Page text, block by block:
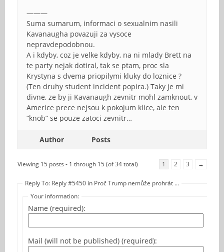
———
Suma sumarum, informaci o sexualnim nasili
Kavanaugha povazuji za vysoce
nepravdepodobnou.
A i kdyby, coz je velke kdyby, na ni mlady Brett na
te party nejak dotiral, tak se ptam, proc sla
Krystyna s dvema priopilymi kluky do loznice ?
(Ten druhy student incident popira.) Taky je mi
divne, ze by ji Kavanaugh zevnitr mohl zamknout, v
Americe prece nejsou k pokojum klice, ale ten
“knob” se pouze zatoci zevnitr…
Author Posts
Viewing 15 posts - 1 through 15 (of 34 total) 1 2 3 →
Reply To: Reply #5450 in Proč Trump nemůže prohrát …
Your information:
Name (required):
Mail (will not be published) (required):